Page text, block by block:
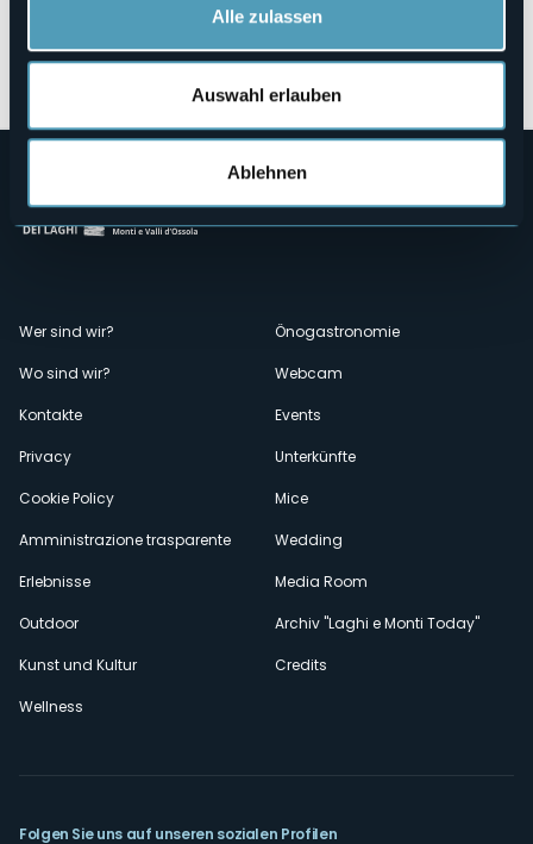
Alle zulassen
Auswahl erlauben
Ablehnen
Öffnen Sie die Karte
Menù
secondario
Wer sind wir?
Wo sind wir?
Kontakte
Privacy
Cookie Policy
Amministrazione trasparente
Erlebnisse
Outdoor
Kunst und Kultur
Wellness
Önogastronomie
Webcam
Events
Unterkünfte
Mice
Wedding
Media Room
Archiv "Laghi e Monti Today"
Credits
Folgen Sie uns auf unseren sozialen Profilen